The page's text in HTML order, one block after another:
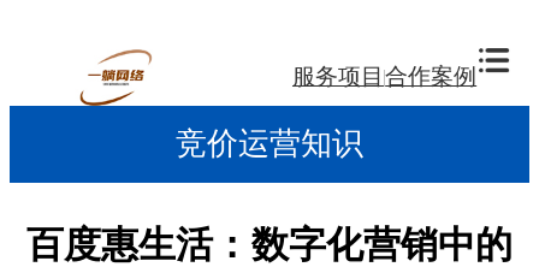
服务项目 合作案例
竞价运营知识
百度惠生活：数字化营销中的